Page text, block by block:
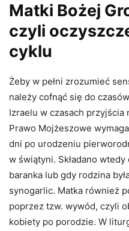
Matki Bożej
czyli
cyklu
Żeby w pełni zrozumieć
należy cofnąć się do
Izraelu w czasach przyjścia
Prawo Mojżeszowe
dni po urodzeniu
w świątyni. Składano
baranka lub gdy rodzina
synogarlic. Matka również
poprzez tzw. wywód, czyli
kobiety po porodzie. W